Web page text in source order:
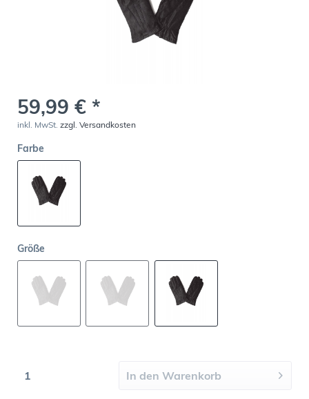
59,99 € *
inkl. MwSt. zzgl. Versandkosten
Farbe
Größe
In den Warenkorb